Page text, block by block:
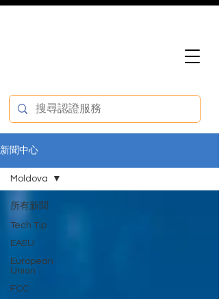
新聞中心
所有新聞
Tech Tip
EAEU
European
Union
FCC
Moldova